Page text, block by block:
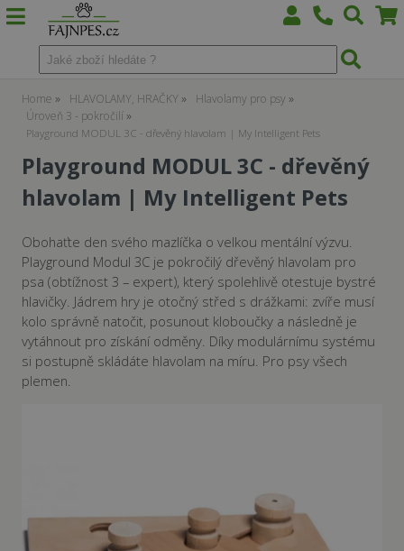
Home HLAVOLAMY, HRAČKY
Hlavolamy pro psy
Úroveň 3 - pokročilí
Playground MODUL 3C - dřevěný hlavolam | My Intelligent Pets
Playground MODUL 3C - dřevěný
hlavolam | My Intelligent Pets
Obohaťte den svého mazlíčka o velkou mentální výzvu.
Playground Modul 3C je pokročilý dřevěný hlavolam pro
psa (obtížnost 3 – expert), který spolehlivě otestuje bystré
hlavičky. Jádrem hry je otočný střed s drážkami: zvíře musí
kolo správně natočit, posunout kloboučky a následně je
vytáhnout pro získání odměny. Díky modulárnímu systému
si postupně skládáte hlavolam na míru. Pro psy všech
plemen.